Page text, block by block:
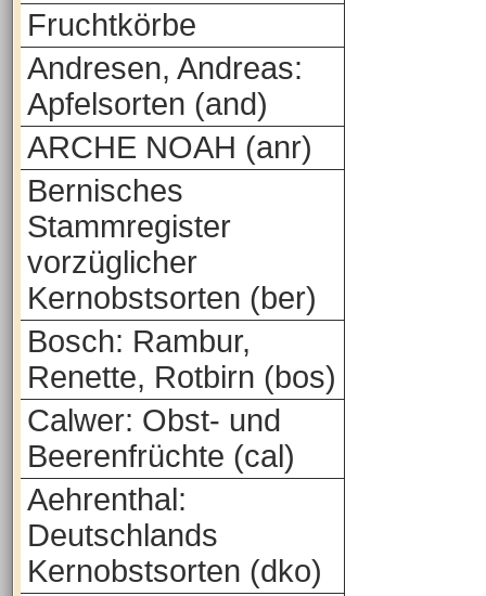
Fruchtkörbe
Andresen, Andreas:
Apfelsorten (and)
ARCHE NOAH (anr)
Bernisches
Stammregister
vorzüglicher
Kernobstsorten (ber)
Bosch: Rambur,
Renette, Rotbirn (bos)
Calwer: Obst- und
Beerenfrüchte (cal)
Aehrenthal:
Deutschlands
Kernobstsorten (dko)